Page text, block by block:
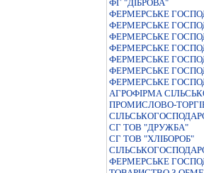
ФГ "ДІБРОВА"
ФЕРМЕРСЬКЕ
ФЕРМЕРСЬКЕ
ФЕРМЕРСЬКЕ
ФЕРМЕРСЬКЕ
ФЕРМЕРСЬКЕ
ФЕРМЕРСЬКЕ
ФЕРМЕРСЬКЕ
АГРОФIРМА
ПРОМИСЛОВО-
СГ ТОВ "ДРУЖБА"
СГ ТОВ "ХЛІБОРОБ"
ФЕРМЕРСЬКЕ